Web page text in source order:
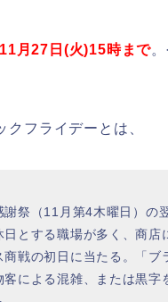
11月27日(火)15時まで
フライデーとは、
謝祭（11月第4木曜日）の
とする職場が多く、商店
商戦の初日に当たる。「ブ
客による混雑、または黒字